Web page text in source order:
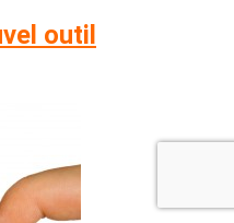
outil